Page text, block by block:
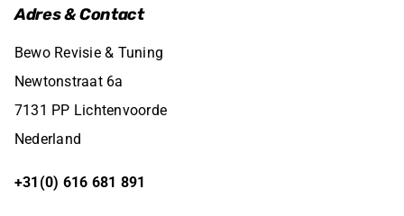
Adres & Contact
Bewo Revisie & Tuning
Newtonstraat 6a
7131 PP Lichtenvoorde
Nederland
+31(0) 616 681 891